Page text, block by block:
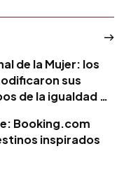
de la Mujer: los
sus
de la igualdad de
Booking.com
inspirados